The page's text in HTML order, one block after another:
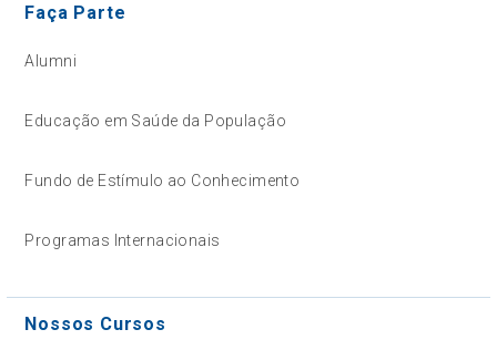
Faça Parte
Alumni
Educação em Saúde da População
Fundo de Estímulo ao Conhecimento
Programas Internacionais
Nossos Cursos